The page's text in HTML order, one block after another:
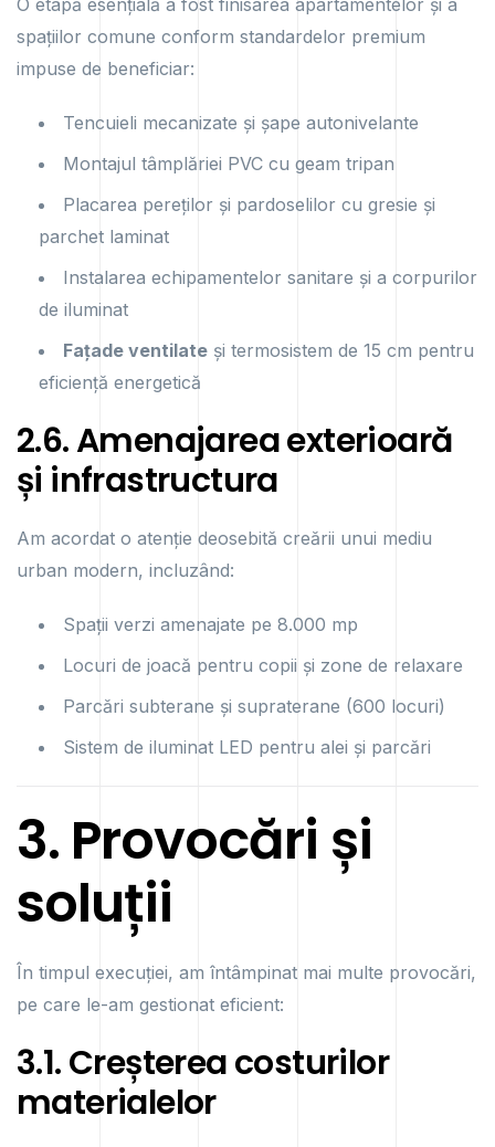
spațiilor comune conform standardelor premium
impuse de beneficiar:
Tencuieli mecanizate și șape autonivelante
Montajul tâmplăriei PVC cu geam tripan
Placarea pereților și pardoselilor cu gresie și
parchet laminat
Instalarea echipamentelor sanitare și a corpurilor
de iluminat
Fațade ventilate și termosistem de 15 cm pentru
eficiență energetică
2.6. Amenajarea exterioară
și infrastructura
Am acordat o atenție deosebită creării unui mediu
urban modern, incluzând:
Spații verzi amenajate pe 8.000 mp
Locuri de joacă pentru copii și zone de relaxare
Parcări subterane și supraterane (600 locuri)
Sistem de iluminat LED pentru alei și parcări
3. Provocări și
soluții
În timpul execuției, am întâmpinat mai multe provocări,
pe care le-am gestionat eficient:
3.1. Creșterea costurilor
materialelor